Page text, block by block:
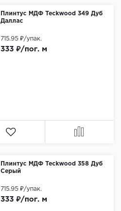
Плинтус МДФ Teckwood 349 Дуб
Даллас
333 ₽/пог. м
715.95 ₽/упак.
Плинтус МДФ Teckwood 358 Дуб
Серый
333 ₽/пог. м
715.95 ₽/упак.